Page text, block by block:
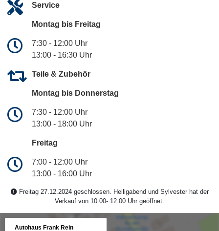
Service
Montag bis Freitag
7:30 - 12:00 Uhr
13:00 - 16:30 Uhr
Teile & Zubehör
Montag bis Donnerstag
7:30 - 12:00 Uhr
13:00 - 18:00 Uhr
Freitag
7:00 - 12:00 Uhr
13:00 - 16:00 Uhr
Freitag 27.12.2024 geschlossen. Heiligabend und Sylvester hat der
Verkauf von 10.00-.12.00 Uhr geöffnet.
Autohaus Frank Rein